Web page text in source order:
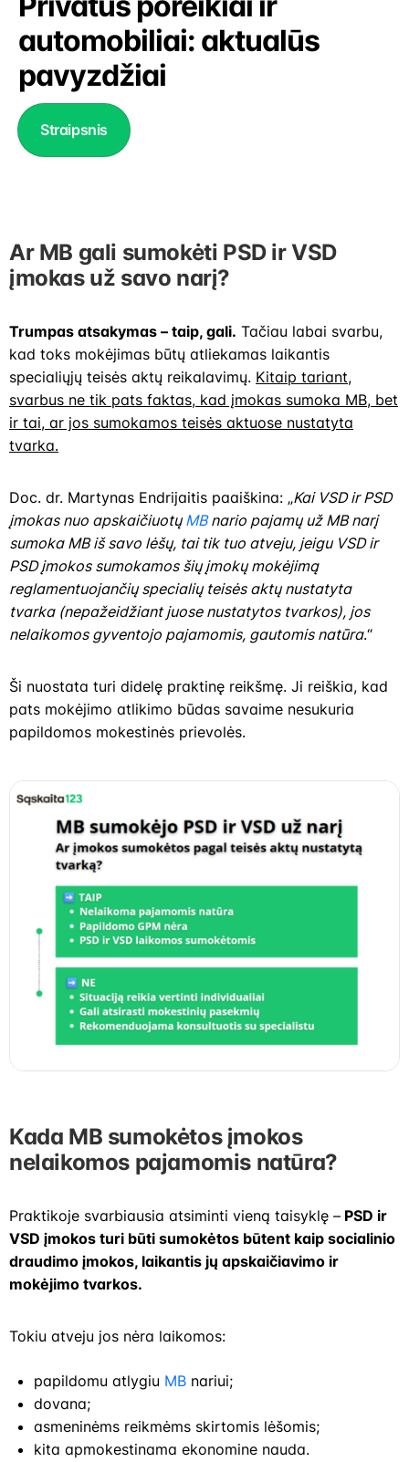
automobiliai: aktualūs
pavyzdžiai
Straipsnis
Ar MB gali sumokėti PSD ir VSD
įmokas už savo narį?
Trumpas atsakymas – taip, gali. Tačiau labai svarbu,
kad toks mokėjimas būtų atliekamas laikantis
specialiųjų teisės aktų reikalavimų. Kitaip tariant,
svarbus ne tik pats faktas, kad įmokas sumoka MB, bet
ir tai, ar jos sumokamos teisės aktuose nustatyta
tvarka.
Doc. dr. Martynas Endrijaitis paaiškina: „Kai VSD ir PSD
įmokas nuo apskaičiuotųMBnario pajamų už MB narį
sumoka MB iš savo lėšų, tai tik tuo atveju, jeigu VSD ir
PSD įmokos sumokamos šių įmokų mokėjimą
reglamentuojančių specialių teisės aktų nustatyta
tvarka (nepažeidžiant juose nustatytos tvarkos), jos
nelaikomos gyventojo pajamomis, gautomis natūra.“
Ši nuostata turi didelę praktinę reikšmę. Ji reiškia, kad
pats mokėjimo atlikimo būdas savaime nesukuria
papildomos mokestinės prievolės.
Kada MB sumokėtos įmokos
nelaikomos pajamomis natūra?
Praktikoje svarbiausia atsiminti vieną taisyklę – PSD ir
VSD įmokos turi būti sumokėtos būtent kaip socialinio
draudimo įmokos, laikantis jų apskaičiavimo ir
mokėjimo tvarkos.
Tokiu atveju jos nėra laikomos:
papildomu atlygiu MB nariui;
dovana;
asmeninėms reikmėms skirtomis lėšomis;
kita apmokestinama ekonomine nauda.